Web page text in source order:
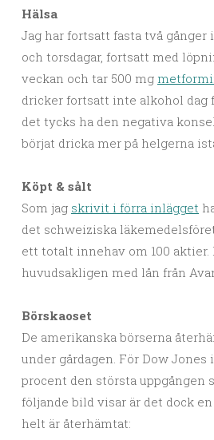
Hälsa
Jag har fortsatt fasta två gånger
och torsdagar, fortsatt med
veckan och tar 500 mg
dricker fortsatt inte alkohol dag
det tycks ha den negativa
börjat dricka mer på helgerna
Köpt & sålt
Som jag skrivit i förra inlägget
det schweiziska
ett totalt innehav om 100 aktier.
huvudsakligen med lån från
Börskaoset
De amerikanska börserna
under gårdagen. För Dow Jones
procent den största uppgången
följande bild visar är det dock
helt är återhämtat: